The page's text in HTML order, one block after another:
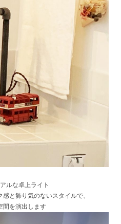
ルな卓上ライト
と飾り気のないスタイルで、
間を演出します